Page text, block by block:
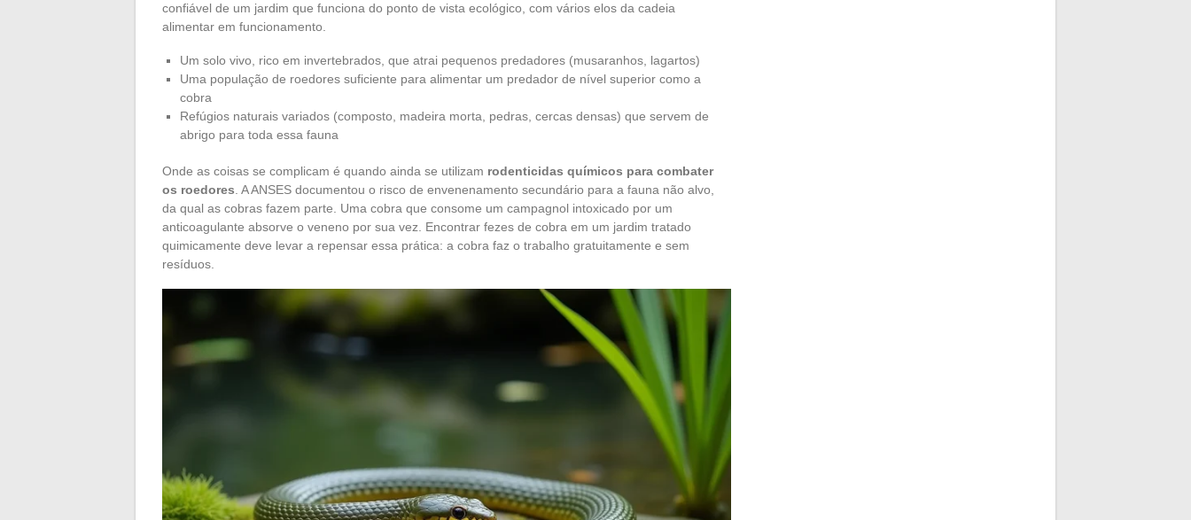
confiável de um jardim que funciona do ponto de vista ecológico, com vários elos da cadeia
alimentar em funcionamento.
Um solo vivo, rico em invertebrados, que atrai pequenos predadores (musaranhos, lagartos)
Uma população de roedores suficiente para alimentar um predador de nível superior como a
cobra
Refúgios naturais variados (composto, madeira morta, pedras, cercas densas) que servem de
abrigo para toda essa fauna
Onde as coisas se complicam é quando ainda se utilizam rodenticidas químicos para combater
os roedores. A ANSES documentou o risco de envenenamento secundário para a fauna não alvo,
da qual as cobras fazem parte. Uma cobra que consome um campagnol intoxicado por um
anticoagulante absorve o veneno por sua vez. Encontrar fezes de cobra em um jardim tratado
quimicamente deve levar a repensar essa prática: a cobra faz o trabalho gratuitamente e sem
resíduos.